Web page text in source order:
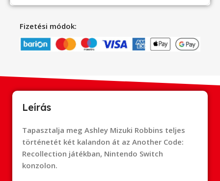
Fizetési módok:
Leírás
Tapasztalja meg Ashley Mizuki Robbins teljes
történetét két kalandon át az Another Code:
Recollection játékban, Nintendo Switch
konzolon.